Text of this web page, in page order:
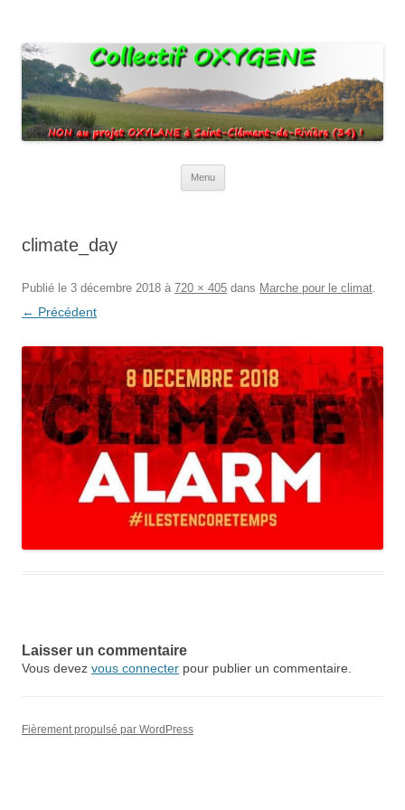
agricoles.
Menu
climate_day
Publié le 3 décembre 2018 à 720 × 405 dans Marche pour le climat.
← Précédent
Laisser un commentaire
Vous devez vous connecter pour publier un commentaire.
Fièrement propulsé par WordPress